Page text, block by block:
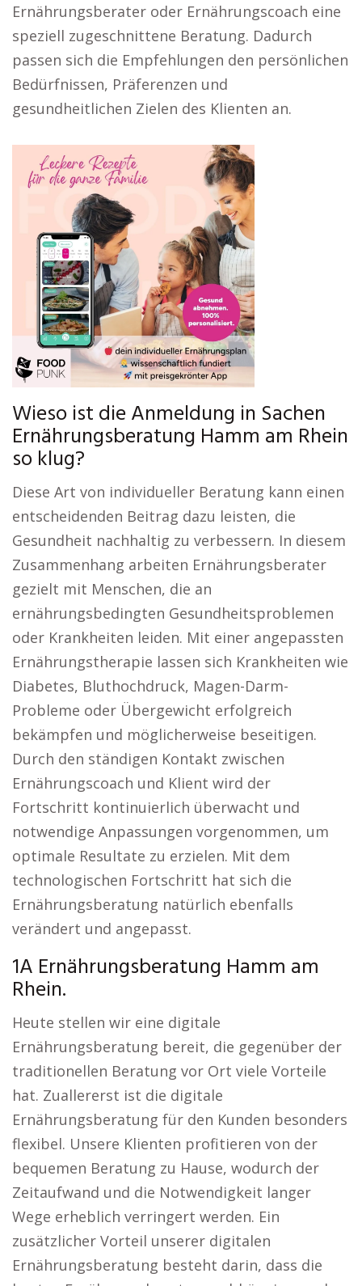
Ernährungsberater oder Ernährungscoach eine
speziell zugeschnittene Beratung. Dadurch
passen sich die Empfehlungen den persönlichen
Bedürfnissen, Präferenzen und
gesundheitlichen Zielen des Klienten an.
Wieso ist die Anmeldung in Sachen
Ernährungsberatung Hamm am Rhein
so klug?
Diese Art von individueller Beratung kann einen
entscheidenden Beitrag dazu leisten, die
Gesundheit nachhaltig zu verbessern. In diesem
Zusammenhang arbeiten Ernährungsberater
gezielt mit Menschen, die an
ernährungsbedingten Gesundheitsproblemen
oder Krankheiten leiden. Mit einer angepassten
Ernährungstherapie lassen sich Krankheiten wie
Diabetes, Bluthochdruck, Magen-Darm-
Probleme oder Übergewicht erfolgreich
bekämpfen und möglicherweise beseitigen.
Durch den ständigen Kontakt zwischen
Ernährungscoach und Klient wird der
Fortschritt kontinuierlich überwacht und
notwendige Anpassungen vorgenommen, um
optimale Resultate zu erzielen. Mit dem
technologischen Fortschritt hat sich die
Ernährungsberatung natürlich ebenfalls
verändert und angepasst.
1A Ernährungsberatung Hamm am
Rhein.
Heute stellen wir eine digitale
Ernährungsberatung bereit, die gegenüber der
traditionellen Beratung vor Ort viele Vorteile
hat. Zuallererst ist die digitale
Ernährungsberatung für den Kunden besonders
flexibel. Unsere Klienten profitieren von der
bequemen Beratung zu Hause, wodurch der
Zeitaufwand und die Notwendigkeit langer
Wege erheblich verringert werden. Ein
zusätzlicher Vorteil unserer digitalen
Ernährungsberatung besteht darin, dass die